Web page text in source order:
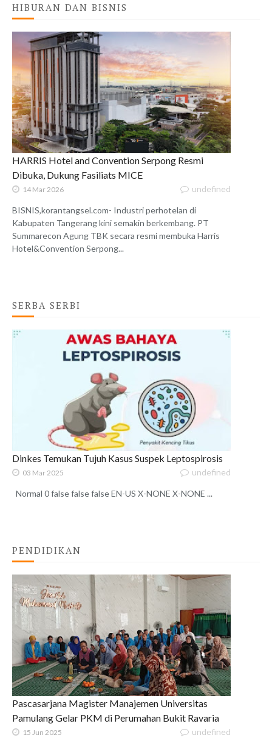
HIBURAN DAN BISNIS
HARRIS Hotel and Convention Serpong Resmi
Dibuka, Dukung Fasiliats MICE
14 Mar 2026 undefined
BISNIS,korantangsel.com- Industri perhotelan di
Kabupaten Tangerang kini semakin berkembang. PT
Summarecon Agung TBK secara resmi membuka Harris
Hotel&Convention Serpong...
SERBA SERBI
Dinkes Temukan Tujuh Kasus Suspek Leptospirosis
03 Mar 2025 undefined
Normal 0 false false false EN-US X-NONE X-NONE ...
PENDIDIKAN
Pascasarjana Magister Manajemen Universitas
Pamulang Gelar PKM di Perumahan Bukit Ravaria
15 Jun 2025 undefined